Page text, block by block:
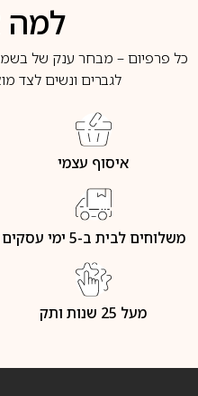
למה
כל פרפיום – מבחר ענק של
לגברים ונשים לצד
איסוף עצמי
משלוחים לבית ב-5 ימי עסקים
מעל 25 שנות ותק